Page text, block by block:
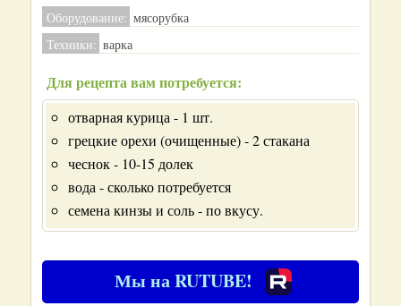
Оборудование: мясорубка
Техники: варка
Для рецепта вам потребуется:
отварная курица - 1 шт.
грецкие орехи (очищенные) - 2 стакана
чеснок - 10-15 долек
вода - сколько потребуется
семена кинзы и соль - по вкусу.
Мы на RUTUBE!